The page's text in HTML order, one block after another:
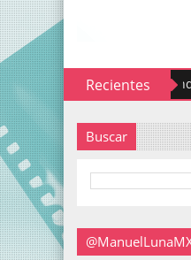
RecientesSindicato
Buscar